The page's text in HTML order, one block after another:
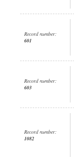
Record number:
601
Record number:
603
Record number:
1082